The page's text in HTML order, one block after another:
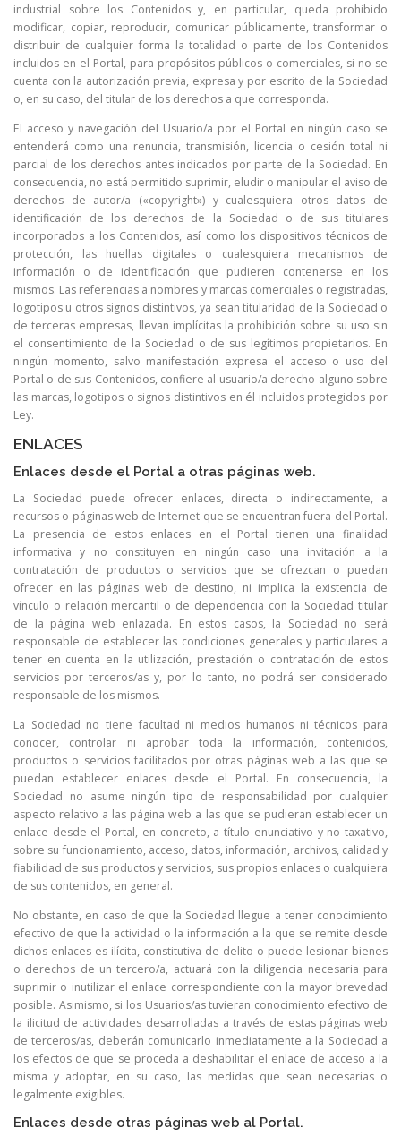
industrial sobre los Contenidos y, en particular, queda prohibido
modificar, copiar, reproducir, comunicar públicamente, transformar o
distribuir de cualquier forma la totalidad o parte de los Contenidos
incluidos en el Portal, para propósitos públicos o comerciales, si no se
cuenta con la autorización previa, expresa y por escrito de la Sociedad
o, en su caso, del titular de los derechos a que corresponda.
El acceso y navegación del Usuario/a por el Portal en ningún caso se
entenderá como una renuncia, transmisión, licencia o cesión total ni
parcial de los derechos antes indicados por parte de la Sociedad. En
consecuencia, no está permitido suprimir, eludir o manipular el aviso de
derechos de autor/a («copyright») y cualesquiera otros datos de
identificación de los derechos de la Sociedad o de sus titulares
incorporados a los Contenidos, así como los dispositivos técnicos de
protección, las huellas digitales o cualesquiera mecanismos de
información o de identificación que pudieren contenerse en los
mismos. Las referencias a nombres y marcas comerciales o registradas,
logotipos u otros signos distintivos, ya sean titularidad de la Sociedad o
de terceras empresas, llevan implícitas la prohibición sobre su uso sin
el consentimiento de la Sociedad o de sus legítimos propietarios. En
ningún momento, salvo manifestación expresa el acceso o uso del
Portal o de sus Contenidos, confiere al usuario/a derecho alguno sobre
las marcas, logotipos o signos distintivos en él incluidos protegidos por
Ley.
ENLACES
Enlaces desde el Portal a otras páginas web.
La Sociedad puede ofrecer enlaces, directa o indirectamente, a
recursos o páginas web de Internet que se encuentran fuera del Portal.
La presencia de estos enlaces en el Portal tienen una finalidad
informativa y no constituyen en ningún caso una invitación a la
contratación de productos o servicios que se ofrezcan o puedan
ofrecer en las páginas web de destino, ni implica la existencia de
vínculo o relación mercantil o de dependencia con la Sociedad titular
de la página web enlazada. En estos casos, la Sociedad no será
responsable de establecer las condiciones generales y particulares a
tener en cuenta en la utilización, prestación o contratación de estos
servicios por terceros/as y, por lo tanto, no podrá ser considerado
responsable de los mismos.
La Sociedad no tiene facultad ni medios humanos ni técnicos para
conocer, controlar ni aprobar toda la información, contenidos,
productos o servicios facilitados por otras páginas web a las que se
puedan establecer enlaces desde el Portal. En consecuencia, la
Sociedad no asume ningún tipo de responsabilidad por cualquier
aspecto relativo a las página web a las que se pudieran establecer un
enlace desde el Portal, en concreto, a título enunciativo y no taxativo,
sobre su funcionamiento, acceso, datos, información, archivos, calidad y
fiabilidad de sus productos y servicios, sus propios enlaces o cualquiera
de sus contenidos, en general.
No obstante, en caso de que la Sociedad llegue a tener conocimiento
efectivo de que la actividad o la información a la que se remite desde
dichos enlaces es ilícita, constitutiva de delito o puede lesionar bienes
o derechos de un tercero/a, actuará con la diligencia necesaria para
suprimir o inutilizar el enlace correspondiente con la mayor brevedad
posible. Asimismo, si los Usuarios/as tuvieran conocimiento efectivo de
la ilicitud de actividades desarrolladas a través de estas páginas web
de terceros/as, deberán comunicarlo inmediatamente a la Sociedad a
los efectos de que se proceda a deshabilitar el enlace de acceso a la
misma y adoptar, en su caso, las medidas que sean necesarias o
legalmente exigibles.
Enlaces desde otras páginas web al Portal.